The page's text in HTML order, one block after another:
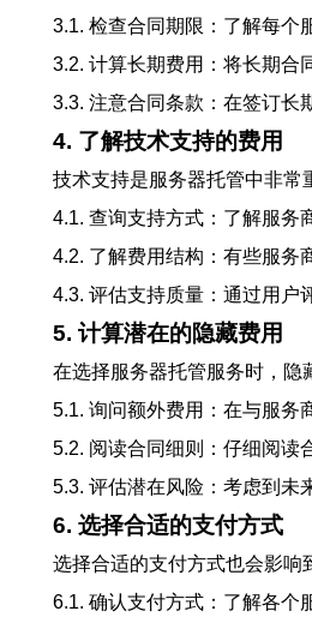
3.1. 检查合同期限：了解每个
3.2. 计算长期费用：将长期合
3.3. 注意合同条款：在签订长
4. 了解技术支持的费用
技术支持是服务器托管中非常
4.1. 查询支持方式：了解服务
4.2. 了解费用结构：有些服务
4.3. 评估支持质量：通过用户
5. 计算潜在的隐藏费用
在选择服务器托管服务时，隐
5.1. 询问额外费用：在与服务
5.2. 阅读合同细则：仔细阅读
5.3. 评估潜在风险：考虑到未
6. 选择合适的支付方式
选择合适的支付方式也会影响
6.1. 确认支付方式：了解各个